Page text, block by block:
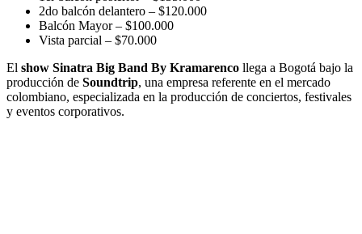
2do balcón delantero – $120.000
Balcón Mayor – $100.000
Vista parcial – $70.000
El show Sinatra Big Band By Kramarenco llega a Bogotá bajo la
producción de Soundtrip, una empresa referente en el mercado
colombiano, especializada en la producción de conciertos, festivales
y eventos corporativos.